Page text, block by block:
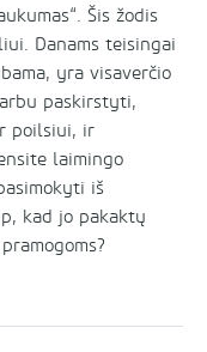
Šis žodis
Danams teisingai
yra visaverčio
paskirstyti,
poilsiui, ir
laimingo
iš
kad jo pakaktų